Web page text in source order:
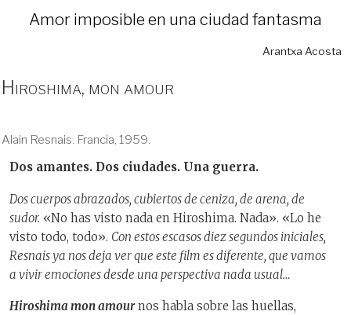
Amor imposible en una ciudad fantasma
Arantxa Acosta
Hiroshima, mon amour
Alain Resnais. Francia, 1959.
Dos amantes. Dos ciudades. Una guerra.
Dos cuerpos abrazados, cubiertos de ceniza, de arena, de
sudor. «No has visto nada en Hiroshima. Nada». «Lo he
visto todo, todo». Con estos escasos diez segundos iniciales,
Resnais ya nos deja ver que este film es diferente, que vamos
a vivir emociones desde una perspectiva nada usual…
Hiroshima mon amournos habla sobre las huellas,